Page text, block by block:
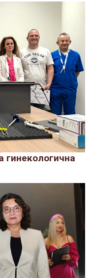
гинекологична